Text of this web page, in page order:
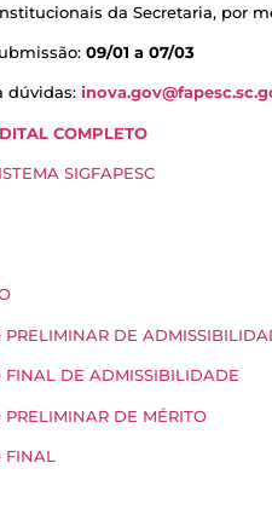
da Secretaria, por
09/01 a 07/03
dúvidas:
COMPLETO
SIGFAPESC
PRELIMINAR DE
FINAL DE ADMISSIBILIDADE
PRELIMINAR DE MÉRITO
FINAL